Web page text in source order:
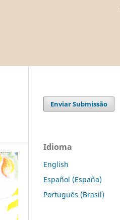
Enviar Submissão
Idioma
English
Español (España)
Português (Brasil)